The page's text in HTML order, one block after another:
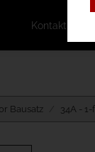
Kontakt
Bausatz 34A -